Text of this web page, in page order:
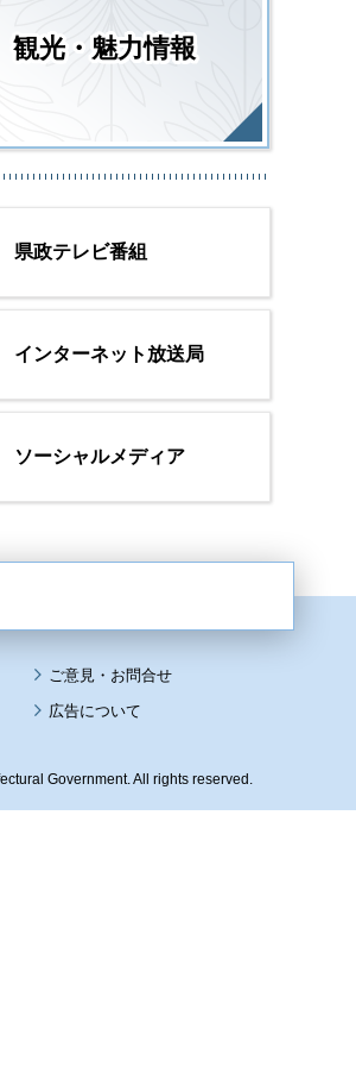
観光・魅力情報
県政テレビ番組
インターネット放送局
ソーシャルメディア
広告について
Government. All rights reserved.